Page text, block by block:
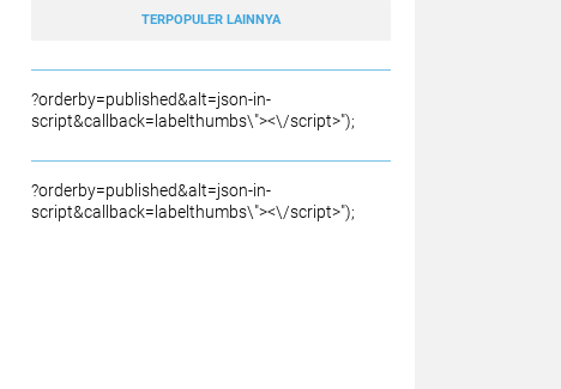
TERPOPULER LAINNYA
?orderby=published&alt=json-in-
script&callback=labelthumbs\"><\/script>");
?orderby=published&alt=json-in-
script&callback=labelthumbs\"><\/script>");